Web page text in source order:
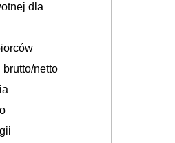
dla
netto